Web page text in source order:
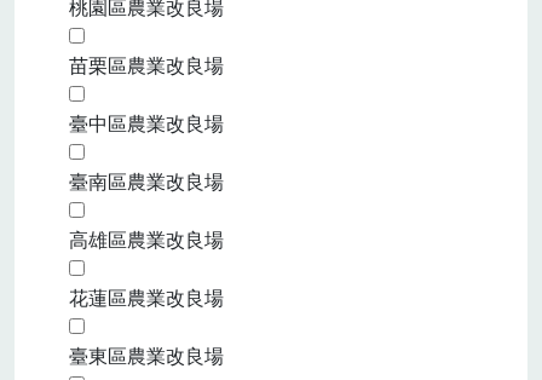
桃園區農業改良場
苗栗區農業改良場
臺中區農業改良場
臺南區農業改良場
高雄區農業改良場
花蓮區農業改良場
臺東區農業改良場